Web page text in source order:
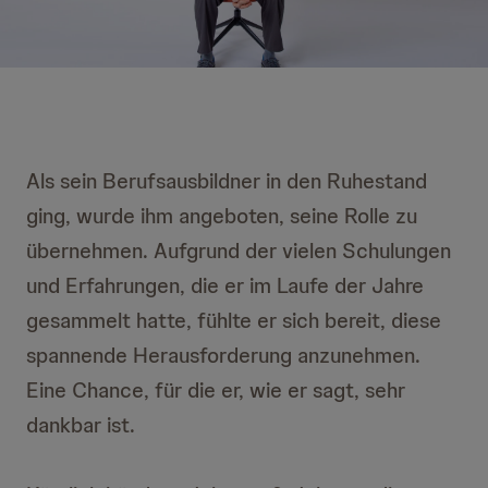
Als sein Berufsausbildner in den Ruhestand
ging, wurde ihm angeboten, seine Rolle zu
übernehmen. Aufgrund der vielen Schulungen
und Erfahrungen, die er im Laufe der Jahre
gesammelt hatte, fühlte er sich bereit, diese
spannende Herausforderung anzunehmen.
Eine Chance, für die er, wie er sagt, sehr
dankbar ist.